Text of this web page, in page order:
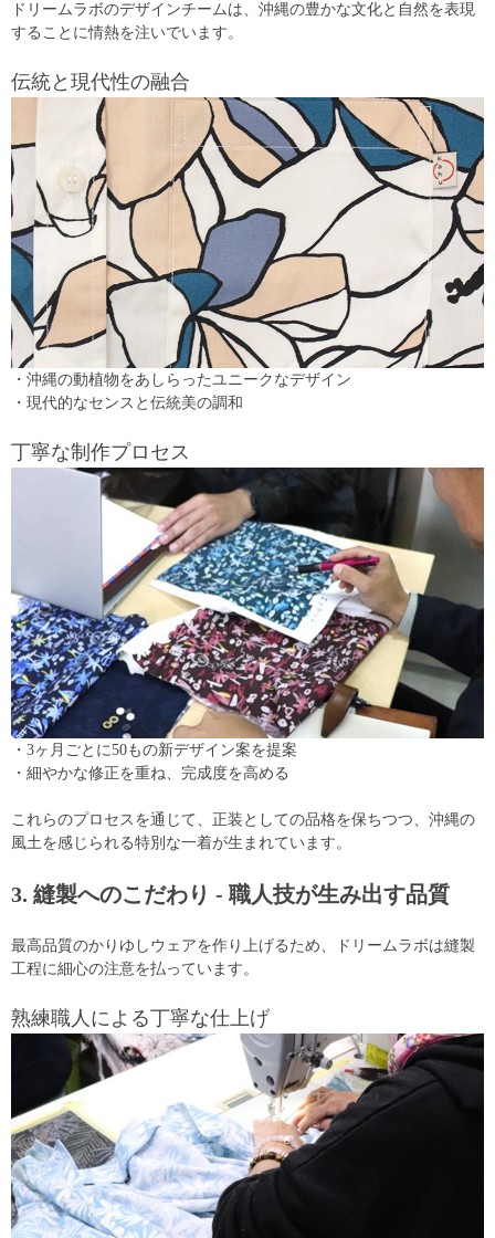
ドリームラボのデザインチームは、沖縄の豊かな文化と自然を表現
することに情熱を注いでいます。
伝統と現代性の融合
・沖縄の動植物をあしらったユニークなデザイン
・現代的なセンスと伝統美の調和
丁寧な制作プロセス
・3ヶ月ごとに50もの新デザイン案を提案
・細やかな修正を重ね、完成度を高める
これらのプロセスを通じて、正装としての品格を保ちつつ、沖縄の
風土を感じられる特別な一着が生まれています。
3. 縫製へのこだわり - 職人技が生み出す品質
最高品質のかりゆしウェアを作り上げるため、ドリームラボは縫製
工程に細心の注意を払っています。
熟練職人による丁寧な仕上げ